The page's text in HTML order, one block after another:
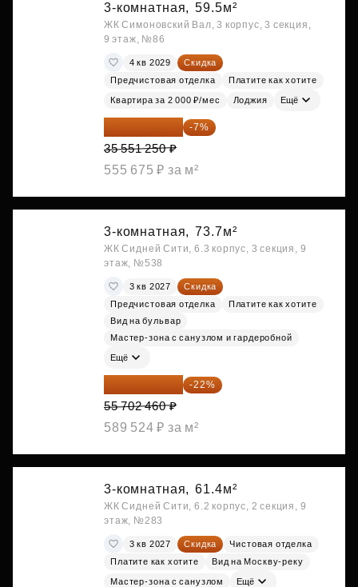
3-комнатная, 59.5м²
ЖК Симоновский Вал, 3 корпус, 3 секция,
9 этаж, №86
4 кв 2029
Скидка
Предчистовая отделка
Платите как хотите
Квартира за 2 000 ₽/мес Лоджия Ещё
33 062 663 ₽ -7%
35 551 250 ₽
555 675 ₽ за м²
3-комнатная, 73.7м²
ЖК Сидней Сити, 6.3 корпус, 3 секция, 9
этаж, №538
3 кв 2027
Скидка
Предчистовая отделка
Платите как хотите
Вид на бульвар
Мастер-зона с санузлом и гардеробной
Ещё
43 447 919 ₽ -22%
55 702 460 ₽
589 524 ₽ за м²
3-комнатная, 61.4м²
ЖК Сидней Сити, 6.2 корпус, 2 секция, 9
этаж, №283
3 кв 2027 Скидка
Чистовая отделка
Платите как хотите
Вид на Москву-реку
Мастер-зона с санузлом Ещё